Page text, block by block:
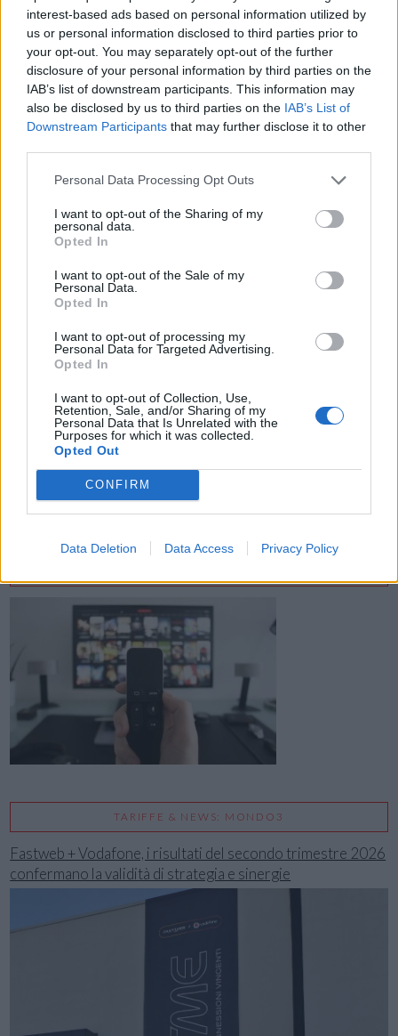
interest-based ads based on personal information utilized by
us or personal information disclosed to third parties prior to
your opt-out. You may separately opt-out of the further
disclosure of your personal information by third parties on the
IAB’s list of downstream participants. This information may
also be disclosed by us to third parties on the IAB’s List of
Downstream Participants that may further disclose it to other
Personal Data Processing Opt Outs
I want to opt-out of the Sharing of my
personal data.
Opted In
I want to opt-out of the Sale of my
Personal Data.
Opted In
I want to opt-out of processing my
Personal Data for Targeted Advertising.
Opted In
I want to opt-out of Collection, Use,
Retention, Sale, and/or Sharing of my
Personal Data that Is Unrelated with the
Purposes for which it was collected.
Opted Out
CONFIRM
Data Deletion Data Access Privacy Policy
VIEW POST
FacebookInstagram
X
TARIFFE & NEWS: MONDO3
Fastweb + Vodafone, i risultati del secondo trimestre 2026
confermano la validità di strategia e sinergie